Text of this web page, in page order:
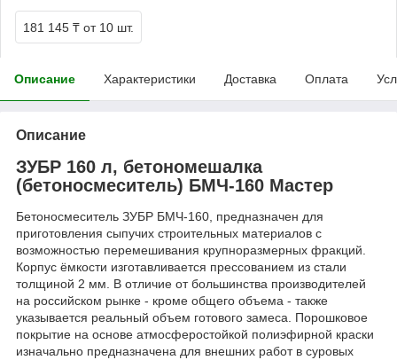
181 145 ₸ от 10 шт.
Описание Характеристики Доставка Оплата
Описание
ЗУБР 160 л, бетономешалка
(бетоносмеситель) БМЧ-160 Мастер
Бетоносмеситель ЗУБР БМЧ-160, предназначен для
приготовления сыпучих строительных материалов с
возможностью перемешивания крупноразмерных фракций.
Корпус ёмкости изготавливается прессованием из стали
толщиной 2 мм. В отличие от большинства производителей
на российском рынке - кроме общего объема - также
указывается реальный объем готового замеса. Порошковое
покрытие на основе атмосферостойкой полиэфирной краски
изначально предназначена для внешних работ в суровых